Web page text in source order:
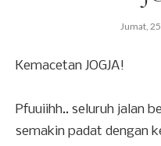
Jumat,
Kemacetan JOGJA!
Pfuuiihh.. seluruh jalan
semakin padat dengan